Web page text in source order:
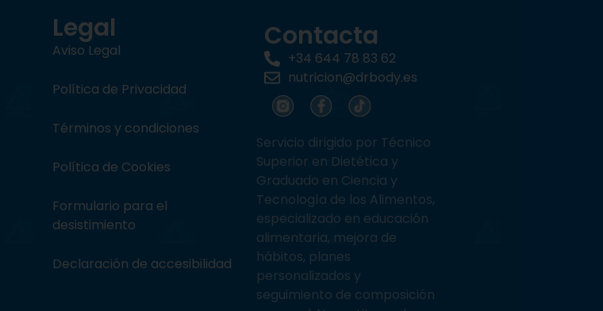
Contacta
+34 644 78 83 62
nutricion@drbody.es
Servicio dirigido por Técnico
Superior en Dietética y
Graduado en Ciencia y
Tecnología de los Alimentos,
especializado en educación
alimentaria, mejora de
hábitos, planes
personalizados y
seguimiento de composición
Legal
Aviso Legal
Política de Privacidad
Términos y condiciones
Política de Cookies
Formulario para el
desistimiento
Declaración de accesibilidad